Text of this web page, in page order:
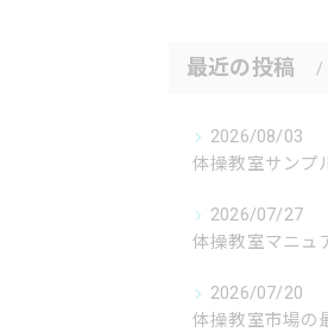
最近の投稿
2026/08/03
2026/07/27
2026/07/20